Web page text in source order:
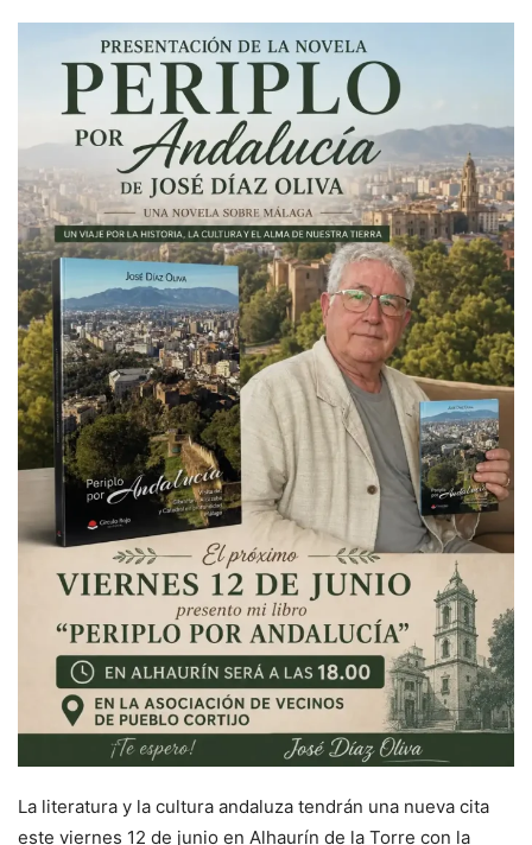
La literatura y la cultura andaluza tendrán una nueva cita
este viernes 12 de junio en Alhaurín de la Torre con la